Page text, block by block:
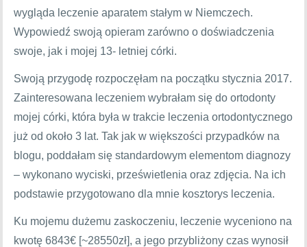
wygląda leczenie aparatem stałym w Niemczech.
Wypowiedź swoją opieram zarówno o doświadczenia
swoje, jak i mojej 13- letniej córki.
Swoją przygodę rozpoczęłam na początku stycznia 2017.
Zainteresowana leczeniem wybrałam się do ortodonty
mojej córki, która była w trakcie leczenia ortodontycznego
już od około 3 lat. Tak jak w większości przypadków na
blogu, poddałam się standardowym elementom diagnozy
– wykonano wyciski, prześwietlenia oraz zdjęcia. Na ich
podstawie przygotowano dla mnie kosztorys leczenia.
Ku mojemu dużemu zaskoczeniu, leczenie wyceniono na
kwotę 6843€ [~28550zł], a jego przybliżony czas wynosił